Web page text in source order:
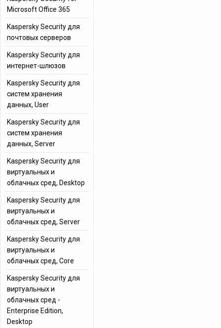
Microsoft Office 365
Kaspersky Security для
почтовых серверов
Kaspersky Security для
интернет-шлюзов
Kaspersky Security для
систем хранения
данных, User
Kaspersky Security для
систем хранения
данных, Server
Kaspersky Security для
виртуальных и
облачных сред, Desktop
Kaspersky Security для
виртуальных и
облачных сред, Server
Kaspersky Security для
виртуальных и
облачных сред, Core
Kaspersky Security для
виртуальных и
облачных сред -
Enterprise Edition,
Desktop